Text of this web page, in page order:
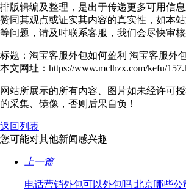
排版辑编及整理，是出于传递更多可用信
赞同其观点或证实其内容的真实性，如本
等问题，请及时联系客服，我们会尽快审核
标题：淘宝客服外包如何盈利 淘宝客服外
本文网址：https://www.mclhzx.com/kefu/
网站所展示的所有内容、图片如未经许可
的采集、镜像，否则后果自负！
返回列表
您可能对其他新闻感兴趣
上一篇
电话营销外包可以外包吗 北京哪些